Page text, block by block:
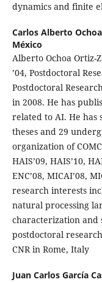
dynamics and finite
Carlos Alberto
México
Alberto Ochoa Ortiz-
’04, Postdoctoral
Postdoctoral
in 2008. He has
related to AI. He has
theses and 29
organization of
HAIS’09, HAIS’10,
ENC’08, MICAI’08,
research interests
natural processing
characterization and
postdoctoral
CNR in Rome, Italy
Juan Carlos García